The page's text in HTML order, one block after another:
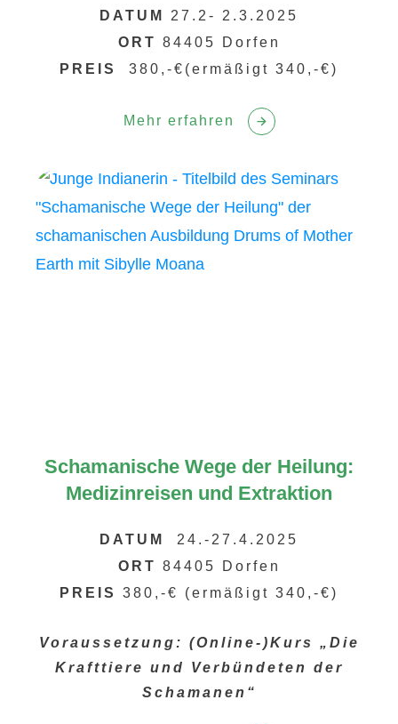
DATUM
27.2- 2.3.2025
ORT 84405 Dorfen
PREIS
380,-€(ermäßigt 340,-€)
Mehr erfahren
Schamanische Wege der Heilung:
Medizinreisen und Extraktion
DATUM
24.-27.4.2025
ORT 84405 Dorfen
PREIS 380,-€ (ermäßigt 340,-€)
Voraussetzung: (Online-)Kurs „Die
Krafttiere und Verbündeten der
Schamanen“